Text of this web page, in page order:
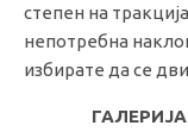
степен на
непотребна
избирате да се